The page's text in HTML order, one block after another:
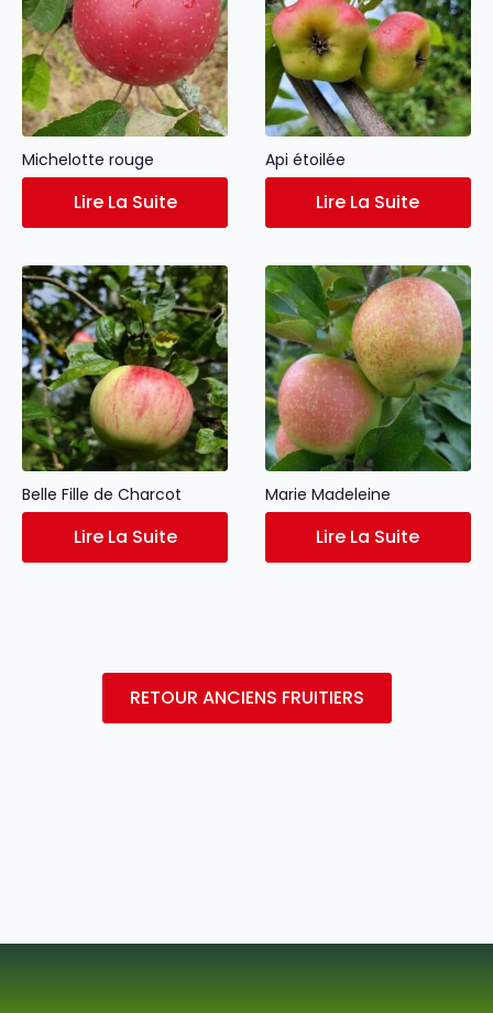
Michelotte rouge
Lire La Suite
Api étoilée
Lire La Suite
Belle Fille de Charcot
Lire La Suite
Marie Madeleine
Lire La Suite
RETOUR ANCIENS FRUITIERS